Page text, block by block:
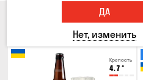
Крепость
4.7 °
ДА
Нет, изменить